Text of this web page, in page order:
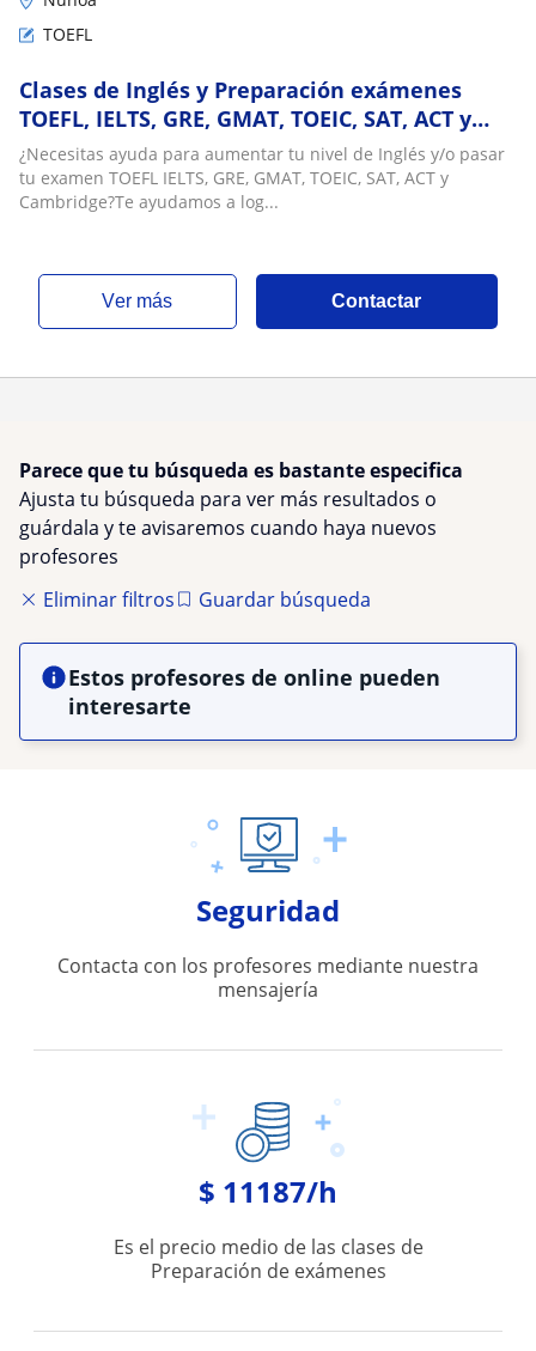
TOEFL
Clases de Inglés y Preparación exámenes
TOEFL, IELTS, GRE, GMAT, TOEIC, SAT, ACT y
Cambridge
¿Necesitas ayuda para aumentar tu nivel de Inglés y/o pasar
tu examen TOEFL IELTS, GRE, GMAT, TOEIC, SAT, ACT y
Cambridge?Te ayudamos a log...
ver más Contactar
Parece que tu búsqueda es bastante especifica
Ajusta tu búsqueda para ver más resultados o
guárdala y te avisaremos cuando haya nuevos
profesores
Eliminar filtros
Guardar búsqueda
Estos profesores de online pueden
interesarte
Seguridad
Contacta con los profesores mediante nuestra
mensajería
$ 11187/h
Es el precio medio de las clases de
Preparación de exámenes